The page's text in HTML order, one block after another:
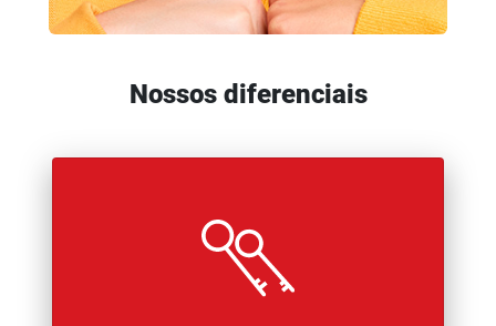
Nossos diferenciais